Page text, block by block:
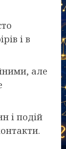
і в
але
і подій